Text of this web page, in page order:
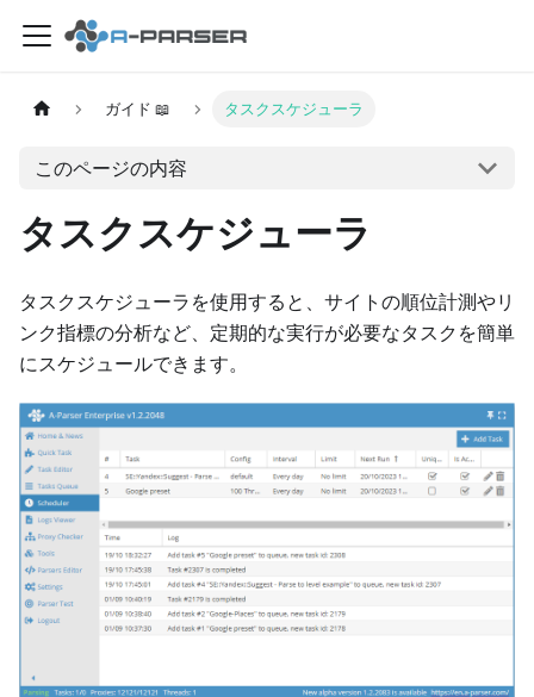
ガイド 📖 タスクスケジューラ
このページの内容
タスクスケジューラ
タスクスケジューラを使用すると、サイトの順位計測やリ
ンク指標の分析など、定期的な実行が必要なタスクを簡単
にスケジュールできます。